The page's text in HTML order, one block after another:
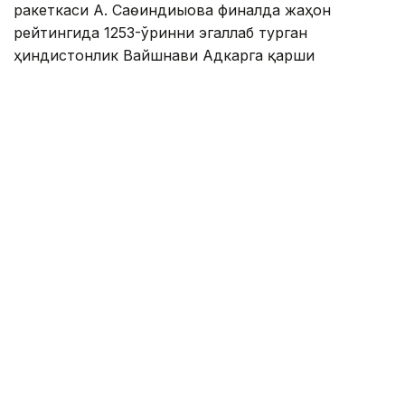
ракеткаси А. Саөиндиыова финалда жаҳон
рейтингида 1253-ўринни эгаллаб турган
ҳиндистонлик Вайшнави Адкарга қарши